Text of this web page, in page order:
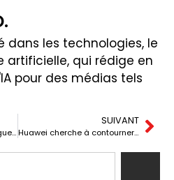
dans les technologies, le
artificielle, qui rédige en
pour des médias tels
NVIDIA et AMD mènent la guerre des puces d’IA vers une nouvelle phase
SUIVANT
Huawei cherche à contourner la barrière des 3 nm avec des puces empilées